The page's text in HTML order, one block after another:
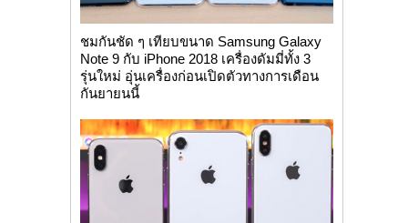
ชมกันชัด ๆ เทียบขนาด Samsung Galaxy
Note 9 กับ iPhone 2018 เครื่องดัมมี่ทั้ง 3
รุ่นใหม่ อุ่นเครื่องก่อนเปิดตัวทางการเดือน
กันยายนนี้